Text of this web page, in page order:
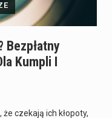
Bezpłatny
Kumpli I
czekają ich kłopoty,